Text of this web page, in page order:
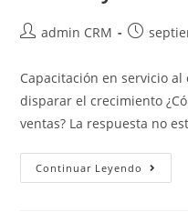
admin CRM
Capacitación en servicio
disparar el crecimiento
ventas? La respuesta no
Continuar Leyendo